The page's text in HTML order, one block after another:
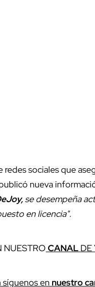
sociales que
nueva
se desempeña
en licencia".
NUESTRO CANAL DE
en nuestro